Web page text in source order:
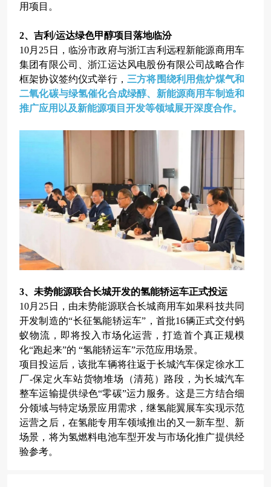
用项目。
2、吉利/运达绿色甲醇项目落地临汾
10月25日，临汾市政府与浙江吉利远程新能源商用车
集团有限公司、浙江运达风电股份有限公司战略合作
框架协议签约仪式举行， 三方将围绕利用焦炉煤气和
二氧化碳与绿氢催化合成绿醇、新能源商用车制造和
推广应用以及新能源项目开发等领域展开深度合作。
3、未势能源联合长城开发的氢能轿运车正式投运
10月25日，由未势能源联合长城商用车如果科技共同
开发制造的“长征氢能轿运车”，首批16辆正式交付蚂
蚁物流，即将投入市场化运营，打造首个真正规模
化“跑起来”的 “氢能轿运车”示范应用场景。
项目投运后，该批车辆将往返于长城汽车保定徐水工
厂-保定火车站货物堆场（清苑）路段，为长城汽车
整车运输提供绿色“零碳”运力服务。这是三方结合细
分领域与特定场景应用需求，继氢能翼展车实现示范
运营之后，在氢能专用车领域推出的又一新车型、新
场景，将为氢燃料电池车型开发与市场化推广提供经
验参考。